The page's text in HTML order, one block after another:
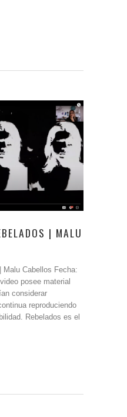
| MALU
Malu Cabellos Fecha:
posee material
considerar
reproduciendo
Rebelados es el